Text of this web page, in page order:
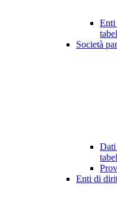
Enti
Società
Dati
Enti di